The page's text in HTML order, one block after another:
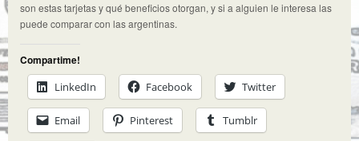
son estas tarjetas y qué beneficios otorgan, y si a alguien le interesa las
puede comparar con las argentinas.
Compartime!
LinkedIn
Facebook Twitter
Email Pinterest Tumblr